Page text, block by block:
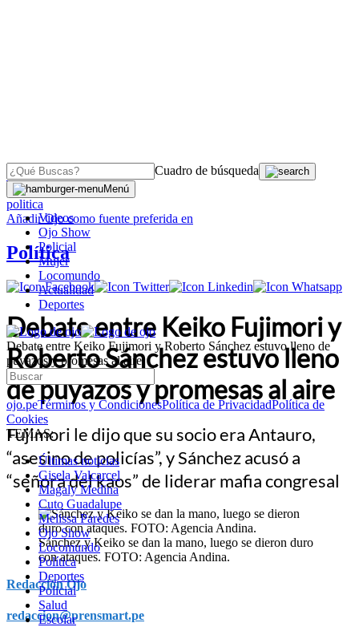
Cuadro de búsqueda
Menú
Videos
Ojo Show
Policial
Mujer
Locomundo
Actualidad
Deportes
Debate entre Keiko Fujimori y Roberto Sánchez estuvo lleno de
puyazos y promesas al aire
ojo.peTérminos y CondicionesPolítica de PrivacidadPolítica de
Cookies
TEMAS:
Últimas noticias
Gisela Valcarcel
Magaly Medina
Cuto Guadalupe
Melissa Paredes
Ojo Show
Locomundo
Política
Deportes
Policial
Salud
Escolar
OJO
politica
AñadirOjocomo fuente preferida en
Política
Debate entre Keiko Fujimori y
Roberto Sánchez estuvo lleno
de puyazos y promesas al aire
Fujimori le dijo que su socio era Antauro,
“asesino de policías”, y Sánchez acusó a
“señora del kaos” de liderar mafia congresal
Sánchez y Keiko se dan la mano, luego se dieron duro
con ataques. FOTO: Agencia Andina.
Redacción Ojo
redaccion@prensmart.pe